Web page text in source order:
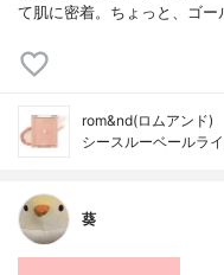
て肌に密着。ちょっと、ゴ
rom&nd(ロムアンド)
シースルーベールラ
葵